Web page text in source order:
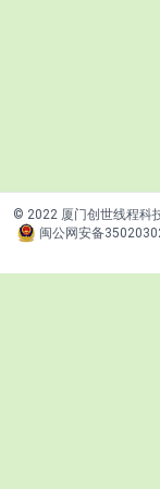
© 2022 厦门创世线程科
闽公网安备